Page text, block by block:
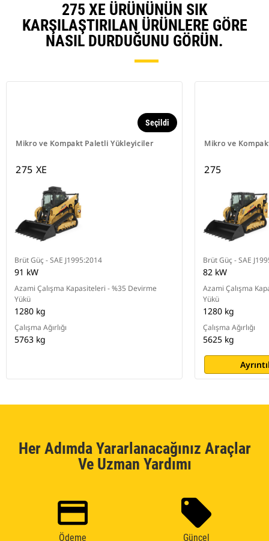
275 XE ÜRÜNÜNÜN SIK
KARŞILAŞTIRILAN ÜRÜNLERE GÖRE
NASIL DURDUĞUNU GÖRÜN.
Mikro ve Kompakt Paletli Yükleyiciler
Seçildi
275 XE
Brüt Güç - SAE J1995:2014
91 kW
Azami Çalışma Kapasiteleri - %35 Devirme
Yükü
1280 kg
Çalışma Ağırlığı
5763 kg
Mikro ve
275
Brüt Güç - SAE
82 kW
Azami Çalışma
Yükü
1280 kg
Çalışma Ağırlığı
5625 kg
Her Adımda Yararlanacağınız Araçlar
Ve Uzman Yardımı
Ödeme
Güncel